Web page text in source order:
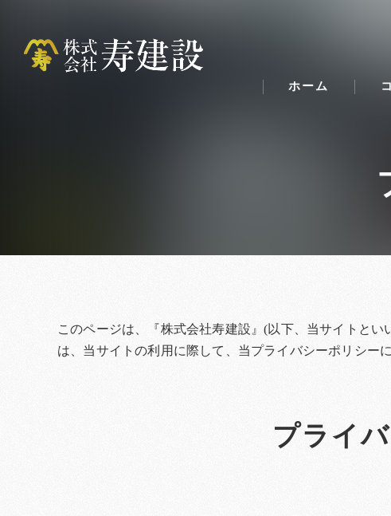
ホーム
このページは、『株式会社寿建設』(以下、当サイトと
は、当サイトの利用に際して、当プライバシーポリシー
プライ